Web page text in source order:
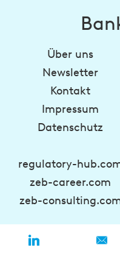
Über uns
Newsletter
Kontakt
Impressum
Datenschutz
regulatory-
zeb-career.com
zeb-